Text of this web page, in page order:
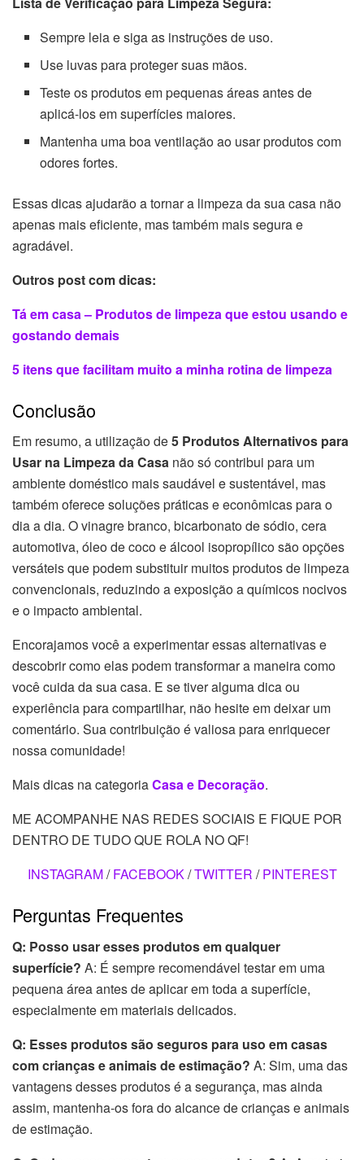
Sempre leia e siga as instruções de uso.
Use luvas para proteger suas mãos.
Teste os produtos em pequenas áreas antes de
aplicá-los em superfícies maiores.
Mantenha uma boa ventilação ao usar produtos com
odores fortes.
Essas dicas ajudarão a tornar a limpeza da sua casa não
apenas mais eficiente, mas também mais segura e
agradável.
Outros post com dicas:
Tá em casa – Produtos de limpeza que estou usando e
gostando demais
5 itens que facilitam muito a minha rotina de limpeza
Conclusão
Em resumo, a utilização de5 Produtos Alternativos para
Usar na Limpeza da Casa não só contribui para um
ambiente doméstico mais saudável e sustentável, mas
também oferece soluções práticas e econômicas para o
dia a dia. O vinagre branco, bicarbonato de sódio, cera
automotiva, óleo de coco e álcool isopropílico são opções
versáteis que podem substituir muitos produtos de limpeza
convencionais, reduzindo a exposição a químicos nocivos
e o impacto ambiental.
Encorajamos você a experimentar essas alternativas e
descobrir como elas podem transformar a maneira como
você cuida da sua casa. E se tiver alguma dica ou
experiência para compartilhar, não hesite em deixar um
comentário. Sua contribuição é valiosa para enriquecer
nossa comunidade!
Mais dicas na categoriaCasa e Decoração.
ME ACOMPANHE NAS REDES SOCIAIS E FIQUE POR
DENTRO DE TUDO QUE ROLA NO QF!
INSTAGRAM/FACEBOOK/TWITTER /PINTEREST
Perguntas Frequentes
Q: Posso usar esses produtos em qualquer
superfície? A: É sempre recomendável testar em uma
pequena área antes de aplicar em toda a superfície,
especialmente em materiais delicados.
Q: Esses produtos são seguros para uso em casas
com crianças e animais de estimação? A: Sim, uma das
vantagens desses produtos é a segurança, mas ainda
assim, mantenha-os fora do alcance de crianças e animais
de estimação.